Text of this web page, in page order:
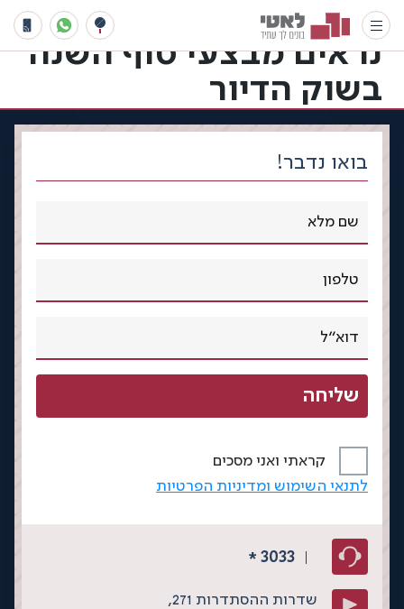
החל מ-99 אלף שקל: כך
נראים מבצעי סוף השנה
בשוק הדיור
בואו נדבר!
קראתי ואני מסכים
לתנאי השימוש ומדיניות הפרטיות
3033
*
שדרות ההסתדרות 271,